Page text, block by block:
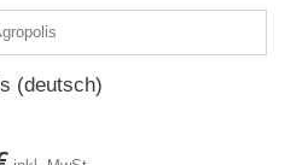
(deutsch)